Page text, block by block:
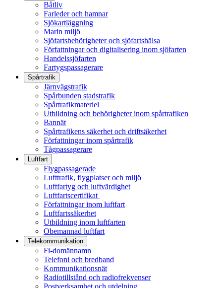
Båtliv
Farleder och hamnar
Sjökartläggning
Marin miljö
Sjöfartsbehörigheter och sjöfartshälsa
Författningar och digitalisering inom sjöfarten
Handelssjöfarten
Fartygspassagerare
Spårtrafik
Järnvägstrafik
Spårbunden stadstrafik
Spårtrafikmateriel
Utbildning och behörigheter inom spårtrafiken
Bannät
Spårtrafikens säkerhet och driftsäkerhet
Författningar inom spårtrafik
Tågpassagerare
Luftfart
Flygpassagerade
Lufttrafik, flygplatser och miljö
Luftfartyg och luftvärdighet
Luftfartscertifikat
Författningar inom luftfart
Luftfartssäkerhet
Utbildning inom luftfarten
Obemannad luftfart
Telekommunikation
Fi-domännamn
Telefoni och bredband
Kommunikationsnät
Radiotillstånd och radiofrekvenser
Postverksamhet och utdelning